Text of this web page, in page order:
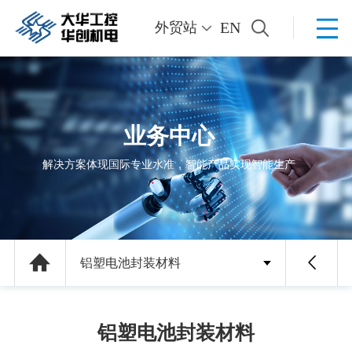
外贸站 EN
业务中心
解决方案体现国际专业水准，智能产品实现智能生产
铝塑电池封装材料
铝塑电池封装材料